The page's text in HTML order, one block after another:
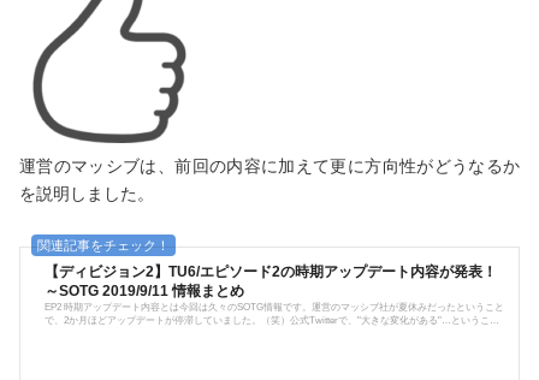
運営のマッシブは、前回の内容に加えて更に方向性がどうなるか
を説明しました。
【ディビジョン2】TU6/エピソード2の時期アップデート内容が発表！
～SOTG 2019/9/11 情報まとめ
EP2 時期アップデート内容とは今回は久々のSOTG情報です。運営のマッシブ社が夏休みだったということ
で、2か月ほどアップデートが停滞していました。（笑）公式Twitterで、"大きな変化がある"…ということ